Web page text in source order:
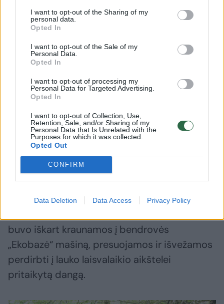
I want to opt-out of the Sharing of my
personal data.
Opted In
I want to opt-out of the Sale of my
Personal Data.
Opted In
I want to opt-out of processing my
Personal Data for Targeted Advertising.
Opted In
I want to opt-out of Collection, Use,
Retention, Sale, and/or Sharing of my
Personal Data that Is Unrelated with the
Purposes for which it was collected.
Opted Out
CONFIRM
Data Deletion Data Access Privacy Policy
Renginyje dalyvavę Aplinkos apsaugos
departamento Kauno valdybos vadovai
teigia, kad apie šį probleminį tašką žino jau
seniai, taip pat mėgino kameromis
identifikuoti teršėjus, tačiau nesėkmingai.
Tarnybos darbą apsunkina ir tai, kad šiuo
aptarnaujančių ir Kauno miesto, ir Kauno
rajono teritorijas.
Iniciatyvos organizatoriai teigia, kad siekdami
ugdyti visuomenės sąmoningumą surinktas
padangas prikels antram gyvenimui: būtent
buvo iškart kraunamos į bendrovės
„Ekobazė“ mašiną, presuojamos ir išvežamos
perdirbti į lauko laisvalaikio aikštelei
pritaikytą dangą.